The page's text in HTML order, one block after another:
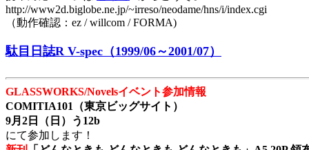
http://www2d.biglobe.ne.jp/~irreso/neodame/hns/i/index.cgi
（動作確認：ez / willcom / FORMA)
駄目日誌R V-spec（1999/06～2001/07）
GLASSWORKS/Novelsイベント参加情報
COMITIA101（東京ビッグサイト）
9月2日（日）う12b
にて参加します！